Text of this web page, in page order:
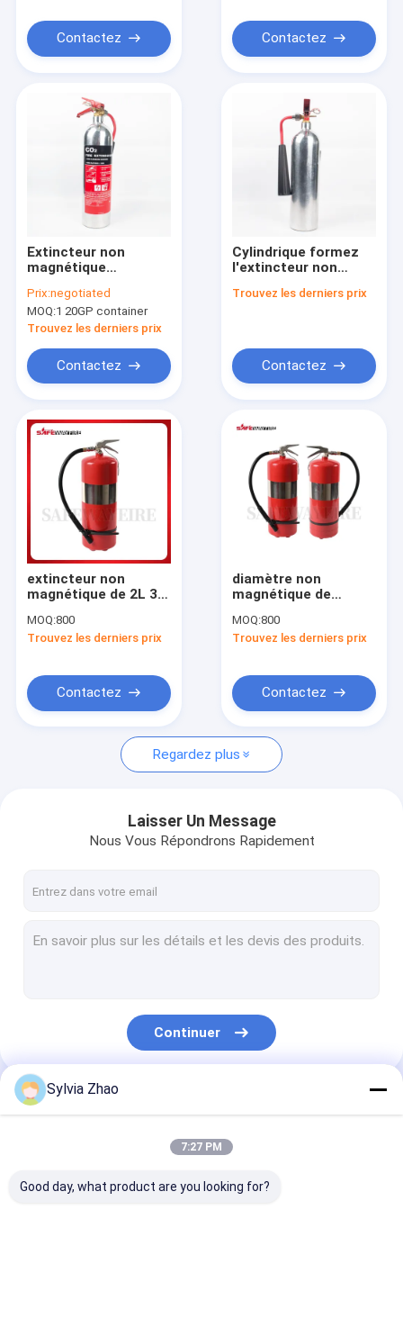
Produits
A propos de nous
Visite d'usine
Contrôle de qualité
Cas
Extincteur sec de poudre
Extincteur de l'eau
Extincteur de mousse
Cabinets de tuyau d'incendie
Bobine de tuyau d'incendie
Contactez Contactez
Extincteur non
magnétique
2L/3L/4L/6L/9L/12L/50L
A/B/C/D/E/F
Prix:negotiated
MOQ:1 20GP container
Trouvez les derniers prix
Contactez
Cylindrique formez
l'extincteur non
21A/183B
Trouvez les derniers prix
Contactez
extincteur non
magnétique de 2L 3L
avec la valve acier
inoxydable en laiton/
MOQ:800
Trouvez les derniers prix
Contactez
diamètre non
magnétique de
l'extincteur du CO2
14bar 232mm taille
MOQ:800
Trouvez les derniers prix
Contactez
Regardez plus
Laisser Un Message
Nous Vous Répondrons Rapidement
Continuer
Nos Catégories
Sylvia Zhao
7:27 PM
Good day, what product are you looking for?